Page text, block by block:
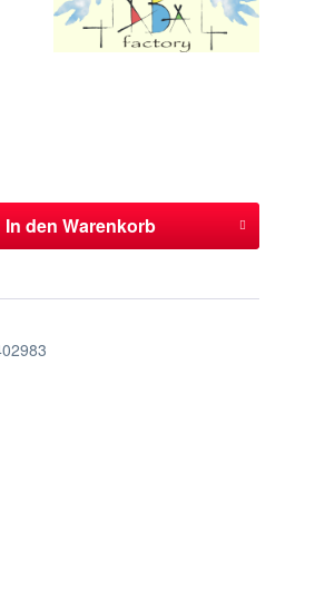
In den Warenkorb